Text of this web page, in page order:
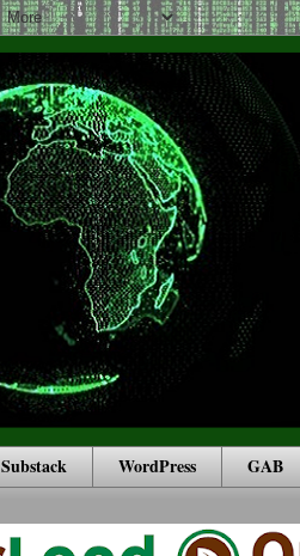
Substack WordPress GAB